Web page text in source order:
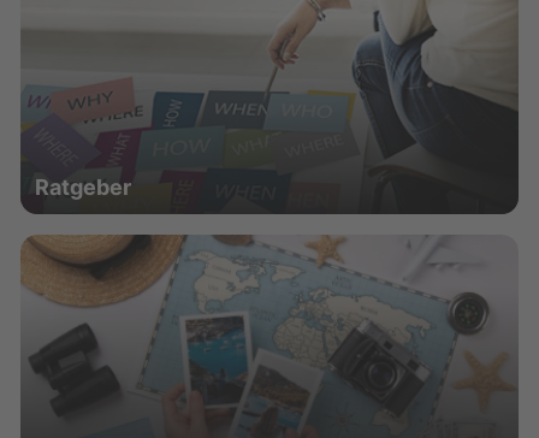
Ratgeber